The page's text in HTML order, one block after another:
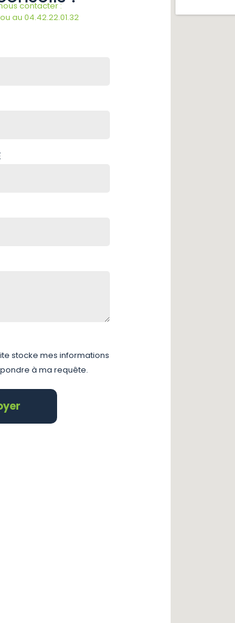
contacter :
au 04.42.22.01.32
stocke mes informations
à ma requête.